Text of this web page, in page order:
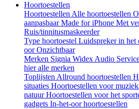
Hoortoestellen
HoortoestellenAlle hoortoestellen
aanpasbaarMade for iPhone Met
Ruis/tinnitusmaskeerder
Type hoortoestel Luidspreker in het
oorOnzichtbaar
Merken Signia WidexAudio
hier alle merken
ToplijstenAllround hoortoestellen
situaties Hoortoestellen voor muziek
natuurHoortoestellen voor het
gadgets In-het-oor hoortoestellen